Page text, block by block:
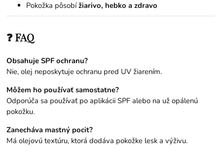
Pokožka pôsobížiarivo, hebko a zdravo
❓ FAQ
Obsahuje SPF ochranu?
Nie, olej neposkytuje ochranu pred UV žiarením.
Môžem ho používať samostatne?
Odporúča sa používať po aplikácii SPF alebo na už opálenú
pokožku.
Zanecháva mastný pocit?
Má olejovú textúru, ktorá dodáva pokožke lesk a výživu.